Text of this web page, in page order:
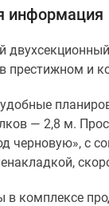
информация
престижном и
— 2,8 м.
черновую», с
в комплексе